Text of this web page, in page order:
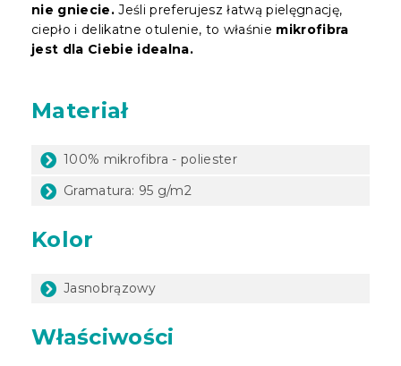
nie gniecie. Jeśli preferujesz łatwą pielęgnację,
ciepło i delikatne otulenie, to właśnie mikrofibra
jest dla Ciebie idealna.
Materiał
100% mikrofibra - poliester
Gramatura: 95 g/m2
Kolor
Jasnobrązowy
Właściwości